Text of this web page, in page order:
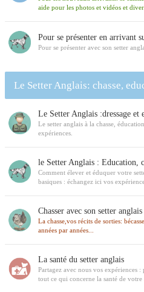
aide pour les photos et vidéos et divers
Pour se présenter en arrivant
Pour se présenter avec son setter
Le Setter Anglais: chasse,
Le Setter Anglais :dressage et
Le setter anglais à la chasse,
expériences.
le Setter Anglais : Education,
Comment élever et éduquer votre
basiques : échangez ici vos
Chasser avec son setter anglais
La chasse,vos récits de sorties:
années par années...
La santé du setter anglais
Partagez avec nous vos expériences :
tout ce qui concerne la santé de votre